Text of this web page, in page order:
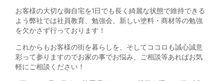
お客様の大切な御自宅を1日でも長く綺麗な状態で維持できる
よう弊社では社員教育、勉強会、新しい塗料・商材等の勉強
を欠かさず行っております！
これからもお客様の街を暮らしを、そしてココロも誠心誠意
彩って参りますのでお家の事でお悩み、ご相談等あればお気
軽にご相談ください！